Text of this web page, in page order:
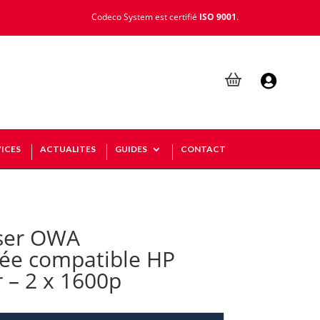
Codeco System est certifié ISO 9001.

ACTUALITES GUIDES CONTACT
OWA
compatible HP
– 2 x 1600p